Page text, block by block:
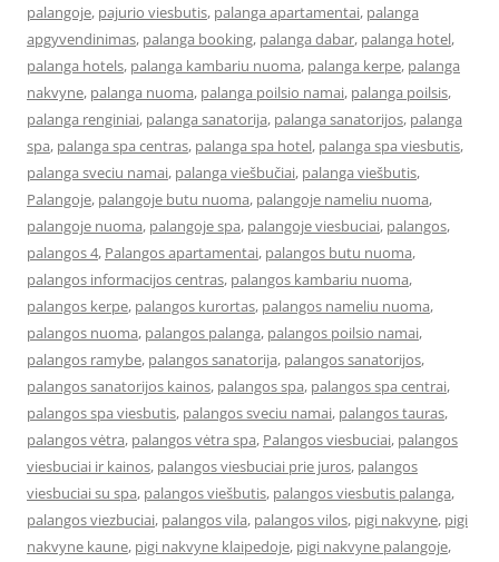
palangoje, pajurio viesbutis, palanga apartamentai, palanga
apgyvendinimas, palanga booking, palanga dabar, palanga hotel,
palanga hotels, palanga kambariu nuoma, palanga kerpe, palanga
nakvyne, palanga nuoma, palanga poilsio namai, palanga poilsis,
palanga renginiai, palanga sanatorija, palanga sanatorijos, palanga
spa, palanga spa centras, palanga spa hotel, palanga spa viesbutis,
palanga sveciu namai, palanga viešbučiai, palanga viešbutis,
Palangoje, palangoje butu nuoma, palangoje nameliu nuoma,
palangoje nuoma, palangoje spa, palangoje viesbuciai, palangos,
palangos 4, Palangos apartamentai, palangos butu nuoma,
palangos informacijos centras, palangos kambariu nuoma,
palangos kerpe, palangos kurortas, palangos nameliu nuoma,
palangos nuoma, palangos palanga, palangos poilsio namai,
palangos ramybe, palangos sanatorija, palangos sanatorijos,
palangos sanatorijos kainos, palangos spa, palangos spa centrai,
palangos spa viesbutis, palangos sveciu namai, palangos tauras,
palangos vėtra, palangos vėtra spa, Palangos viesbuciai, palangos
viesbuciai ir kainos, palangos viesbuciai prie juros, palangos
viesbuciai su spa, palangos viešbutis, palangos viesbutis palanga,
palangos viezbuciai, palangos vila, palangos vilos, pigi nakvyne, pigi
nakvyne kaune, pigi nakvyne klaipedoje, pigi nakvyne palangoje,